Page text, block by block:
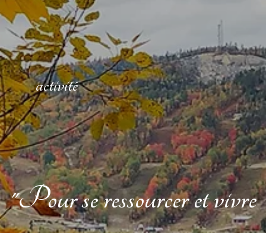
activité
"Pour se ressourcer et vivre